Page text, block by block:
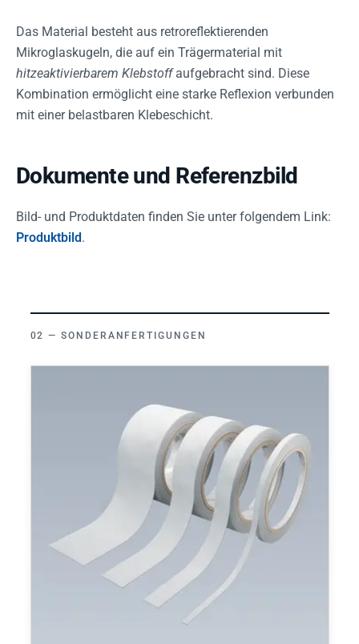
Das Material besteht aus retroreflektierenden
Mikroglaskugeln, die auf ein Trägermaterial mit
hitzeaktivierbarem Klebstoffaufgebracht sind. Diese
Kombination ermöglicht eine starke Reflexion verbunden
mit einer belastbaren Klebeschicht.
Dokumente und Referenzbild
Bild- und Produktdaten finden Sie unter folgendem Link:
Produktbild.
SONDERANFERTIGUNGEN